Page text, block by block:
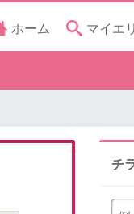
ホーム マイエ
チ